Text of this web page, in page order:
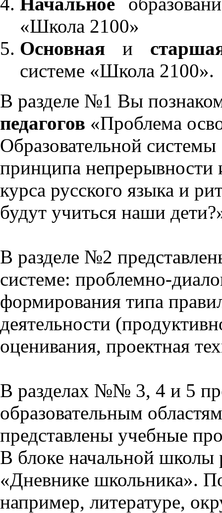
«Школа 2100»
Основнаяи
системе «Школа 2100».
В разделе №1 Вы
педагогов «Проблема
Образовательной
принципа непрерывности
курса русского языка и
будут учиться наши
В разделе №2
системе: проблемно-
формирования типа
деятельности
оценивания, проектная
В разделах №№ 3, 4 и 5
образовательным
представлены учебные
В блоке начальной школы
«Дневнике школьника».
например, литературе,